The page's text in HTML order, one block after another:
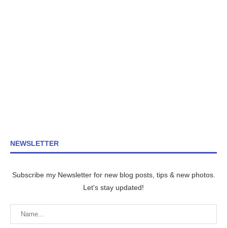
NEWSLETTER
Subscribe my Newsletter for new blog posts, tips & new photos.
Let's stay updated!